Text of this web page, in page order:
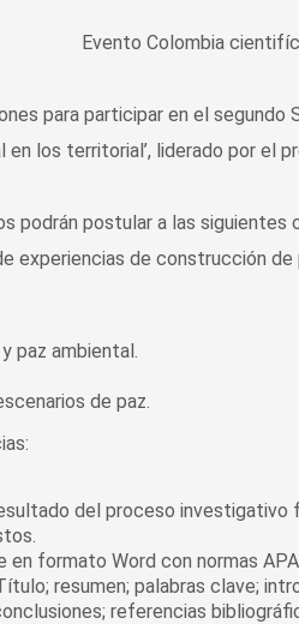
para participar en el segundo
los territorial’, liderado por el
podrán postular a las
experiencias de construcción de
paz ambiental.
de paz.
del proceso investigativo
formato Word con normas
resumen; palabras clave;
referencias